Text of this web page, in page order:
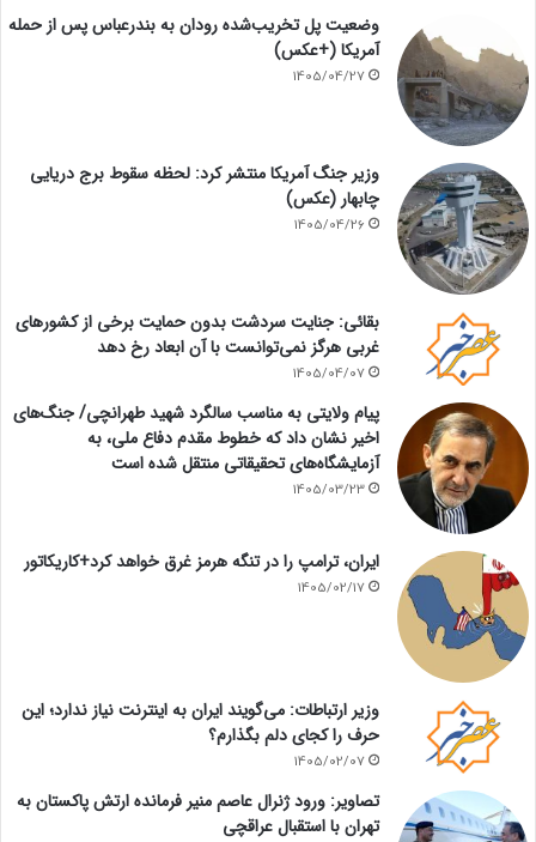
وضعیت پل تخریب‌شده رودان به بندرعباس پس از حمله
آمریکا (+عکس)
1405/04/27
وزیر جنگ آمریکا منتشر کرد: لحظه سقوط برج دریایی
چابهار (عکس)
1405/04/26
بقائی: جنایت سردشت بدون حمایت برخی از کشورهای
غربی هرگز نمی‌توانست با آن ابعاد رخ دهد
1405/04/07
پیام ولایتی به مناسب سالگرد شهید طهرانچی/ جنگ‌های
اخیر نشان داد که خطوط مقدم دفاع ملی، به
آزمایشگاه‌های تحقیقاتی منتقل شده است
1405/03/23
ایران، ترامپ را در تنگه هرمز غرق خواهد کرد+کاریکاتور
1405/02/17
وزیر ارتباطات: می‌گویند ایران به اینترنت نیاز ندارد؛ این
حرف را کجای دلم بگذارم؟
1405/02/07
تصاویر: ورود ژنرال عاصم منیر فرمانده ارتش پاکستان به
تهران با استقبال عراقچی